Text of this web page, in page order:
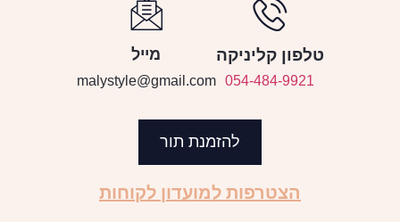
טלפון קליניקה
054-484-9921
מייל
malystyle@gmail.com
להזמנת תור
הצטרפות למועדון לקוחות